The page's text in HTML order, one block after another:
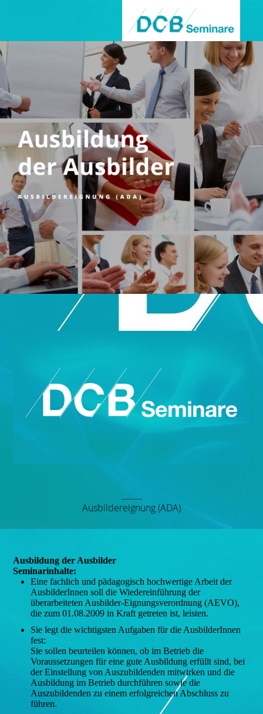
Ausbilder­eignung (ADA)
Ausbildung der Ausbilder
Seminarinhalte:
Eine fachlich und pädagogisch hochwertige Arbeit der
AusbilderInnen soll die Wiedereinführung der
überarbeiteten Ausbilder-Eignungsverordnung (AEVO),
die zum 01.08.2009 in Kraft getreten ist, leisten.
Sie legt die wichtigsten Aufgaben für die AusbilderInnen
fest:
Sie sollen beurteilen können, ob im Betrieb die
Voraussetzungen für eine gute Ausbildung erfüllt sind, bei
der Einstellung von Auszubildenden mitwirken und die
Ausbildung im Betrieb durchführen sowie die
Auszubildenden zu einem erfolgreichen Abschluss zu
führen.